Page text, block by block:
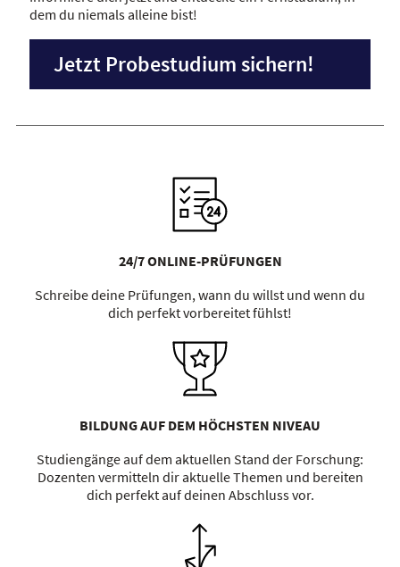
dem du niemals alleine bist!
Jetzt Probestudium sichern!
24/7 ONLINE-PRÜFUNGEN
Schreibe deine Prüfungen, wann du willst und wenn du
dich perfekt vorbereitet fühlst!
BILDUNG AUF DEM HÖCHSTEN NIVEAU
Studiengänge auf dem aktuellen Stand der Forschung:
Dozenten vermitteln dir aktuelle Themen und bereiten
dich perfekt auf deinen Abschluss vor.